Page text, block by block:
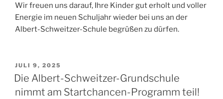
Wir freuen uns darauf, Ihre Kinder gut erholt und voller
Energie im neuen Schuljahr wieder bei uns an der
Albert-Schweitzer-Schule begrüßen zu dürfen.
VERÖFFENTLICHT
AM
JULI 9, 2025
Die Albert-Schweitzer-Grundschule
nimmt am Startchancen-Programm teil!